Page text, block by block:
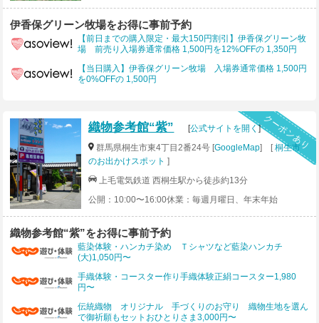
伊香保グリーン牧場をお得に事前予約
【前日までの購入限定・最大150円割引】伊香保グリーン牧
場 前売り入場券通常価格 1,500円を12%OFFの 1,350円
【当日購入】伊香保グリーン牧場 入場券通常価格 1,500円
を0%OFFの 1,500円
クーポンあり
織物参考館“紫” [公式サイトを開く]
群馬県桐生市東4丁目2番24号 [GoogleMap] [桐生市
のお出かけスポット ]
上毛電気鉄道 西桐生駅から徒歩約13分
公開：10:00〜16:00休業：毎週月曜日、年末年始
織物参考館“紫”をお得に事前予約
藍染体験・ハンカチ染め Ｔシャツなど藍染ハンカチ
(大)1,050円〜
手織体験・コースター作り手織体験正絹コースター1,980
円〜
伝統織物 オリジナル 手づくりのお守り 織物生地を選ん
で御祈願もセットおひとりさま3,000円〜